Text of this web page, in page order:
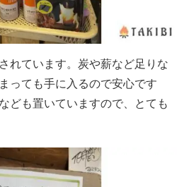
れています。炭や薪など足りな
っても手に入るので安心です
ども置いていますので、とても